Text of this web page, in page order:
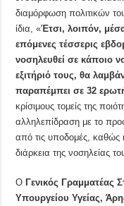
διαμόρφωση πολιτικών
ίδια, «Έτσι, λοιπόν,
επόμενες τέσσερις
νοσηλευθεί σε κάποιο
εξιτήριό τους, θα
παραπέμπει σε 32
κρίσιμους τομείς της
αλληλεπίδραση με το
από τις υποδομές, καθώς
διάρκεια της νοσηλείας
Ο Γενικός Γραμματέας
Υπουργείου Υγείας,